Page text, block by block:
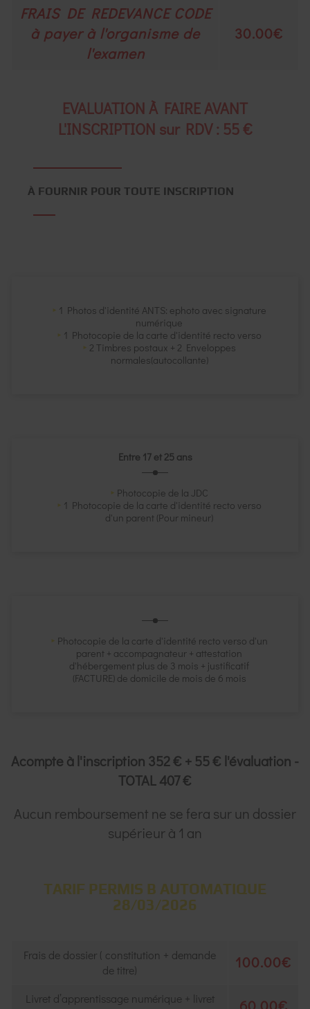
FRAIS DE REDEVANCE CODE
à payer à l'organisme de
l'examen
30.00€
EVALUATION À FAIRE AVANT
L'INSCRIPTION sur RDV : 55 €
À FOURNIR POUR TOUTE INSCRIPTION
1 Photos d'identité ANTS: ephoto avec signature
numérique
1 Photocopie de la carte d'identité recto verso
2 Timbres postaux + 2 Enveloppes
normales(autocollante)
Entre 17 et 25 ans
Photocopie de la JDC
1 Photocopie de la carte d'identité recto verso
d'un parent (Pour mineur)
Photocopie de la carte d'identité recto verso d'un
parent + accompagnateur + attestation
d'hébergement plus de 3 mois + justificatif
(FACTURE) de domicile de mois de 6 mois
Acompte à l'inscription 352 € + 55 € l'évaluation -
TOTAL 407 €
Aucun remboursement ne se fera sur un dossier
supérieur à 1 an
TARIF PERMIS B AUTOMATIQUE
28/03/2026
Frais de dossier ( constitution + demande
de titre)
100.00€
Livret d’apprentissage numérique + livret